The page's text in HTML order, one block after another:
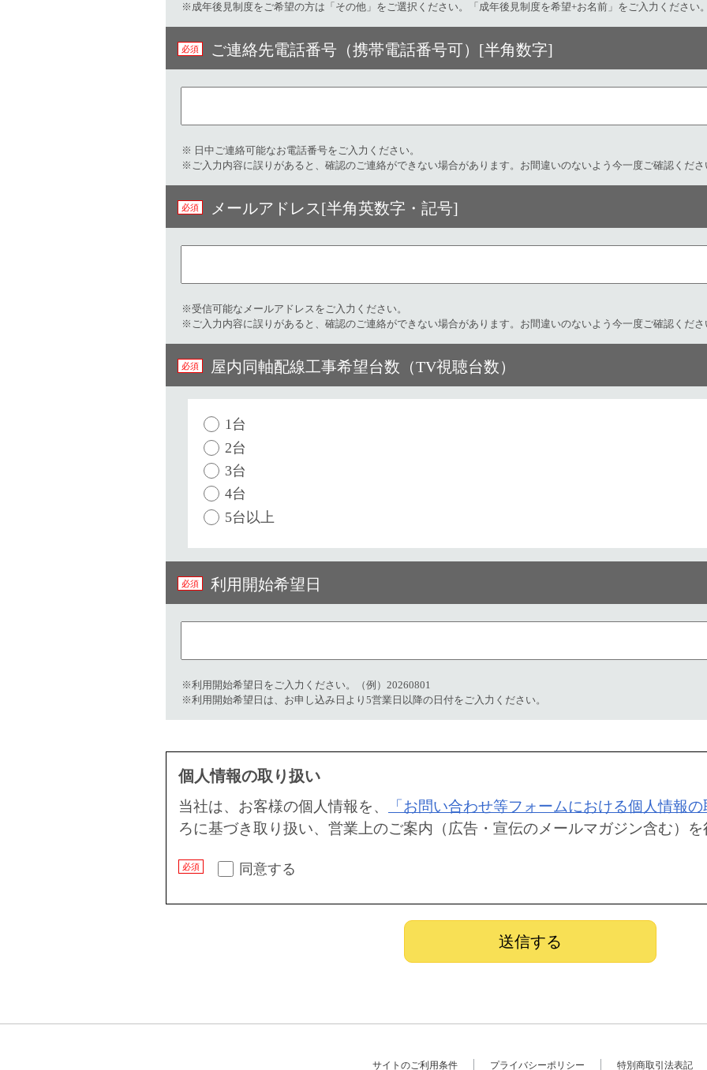
※成年後見制度をご希望の方は「その他」をご選択ください。「成年後見制度を希望+お名前」をご入力ください。
ご連絡先電話番号（携帯電話番号可）[半角数字]
※ 日中ご連絡可能なお電話番号をご入力ください。​
※ご入力内容に誤りがあると、確認のご連絡ができない場合があります。お間違いのないよう今一度ご確認くださ
メールアドレス[半角英数字・記号]​
※受信可能なメールアドレスをご入力ください。​
※ご入力内容に誤りがあると、確認のご連絡ができない場合があります。お間違いのないよう今一度ご確認くださ
屋内同軸配線工事希望台数（TV視聴台数）​
1台
2台
3台
4台
5台以上
利用開始希望日
※利用開始希望日をご入力ください。（例）20260801​
※利用開始希望日は、お申し込み日より5営業日以降の日付をご入力ください。
個人情報の取り扱い
同意する
当社は、お客様の個人情報を、 「お問い合わせ等フォームにおける個人情報の
ろに基づき取り扱い、営業上のご案内（広告・宣伝のメールマガジン含む）を
サイトのご利用条件 プライバシーポリシー 特別商取引法表記